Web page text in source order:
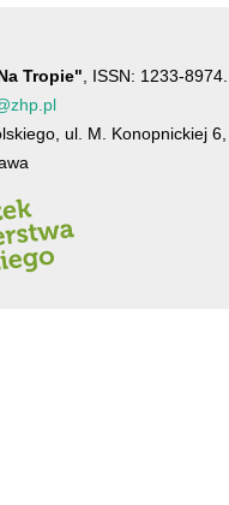
Tropie" , ISSN: 1233-8974.
ul. M. Konopnickiej 6,